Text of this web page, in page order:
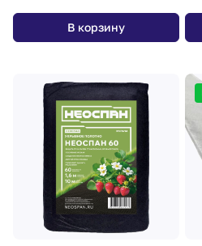
В корзину